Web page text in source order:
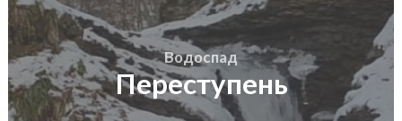
Водоспад
Переступень